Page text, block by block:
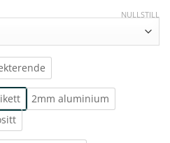
2mm aluminium
NULLSTILL